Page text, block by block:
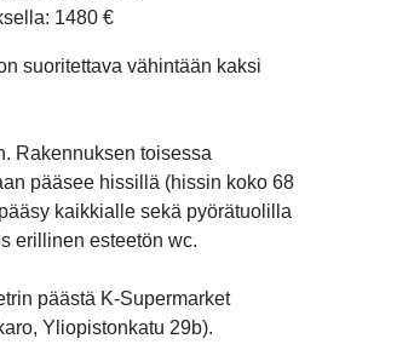
1480 €
suoritettava vähintään kaksi
Rakennuksen toisessa
pääsee hissillä (hissin koko 68
kaikkialle sekä pyörätuolilla
erillinen esteetön wc.
päästä K-Supermarket
Yliopistonkatu 29b).